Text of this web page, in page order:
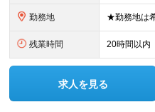
勤務地
残業時間 20時間以内
求人を見る